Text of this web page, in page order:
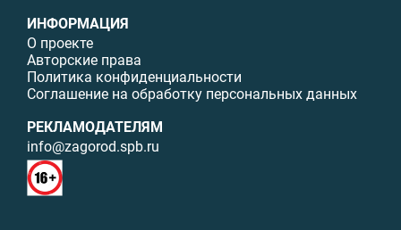
ИНФОРМАЦИЯ
О проекте
Авторские права
Политика конфиденциальности
Соглашение на обработку персональных данных
РЕКЛАМОДАТЕЛЯМ
info@zagorod.spb.ru